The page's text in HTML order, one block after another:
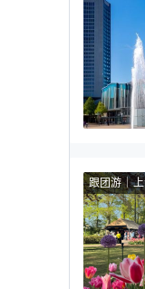
跟团游